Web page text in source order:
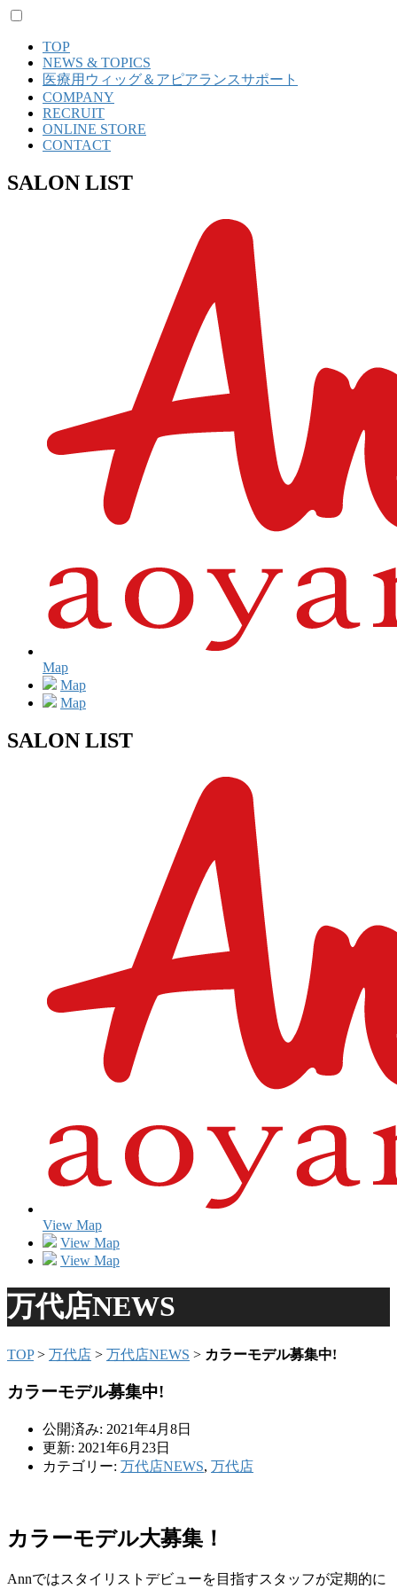
TOP
NEWS & TOPICS
医療用ウィッグ＆アピアランスサポート
COMPANY
RECRUIT
ONLINE STORE
CONTACT
SALON LIST
Map
Map
Map
SALON LIST
View Map
View Map
View Map
万代店NEWS
TOP> 万代店 > 万代店NEWS > カラーモデル募集中!
カラーモデル募集中!
公開済み: 2021年4月8日
更新: 2021年6月23日
カテゴリー: 万代店NEWS, 万代店
カラーモデル大募集！
Annではスタイリストデビューを目指すスタッフが定期的に